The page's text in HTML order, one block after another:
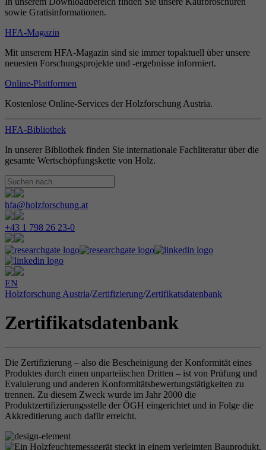
sowie Gratisinformationen.
HFA-Magazin
Mit unserem HFA-Magazin sind sie immer topaktuell über unsere
neuesten Forschungsprojekte und -ergebnisse informiert.
Online-Plattformen
Kostenlose Online-Services der Holzforschung Austria.
HFA-Bibliothek
In unserer Bibliothek finden Sie internationale Fachliteratur über die
gesamte Wertschöpfungskette von Holz.
hfa@holzforschung.at
+43 1 798 26 23-0
EN
Holzforschung Austria/Zertifizierung/Zertifikatsdatenbank
Zertifikatsdatenbank
Die Zertifizierung – also die Bescheinigung der Konformität eines
Produktes durch einen unparteiischen Dritten – ist von Prüfung und
Evaluierung und anderen Konformitätsbewertungstätigkeiten zu
trennen. Zu diesem Zweck wurde im Jahr 2000 die
Produktzertifizierungsstelle der ÖGH eingerichtet und in Folge die
Akkreditierung auch dafür erreicht.